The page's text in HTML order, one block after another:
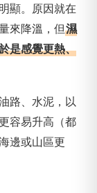
顯。原因就在
來降溫，但濕
是感覺更熱、
路、水泥，以
容易升高（都
邊或山區更